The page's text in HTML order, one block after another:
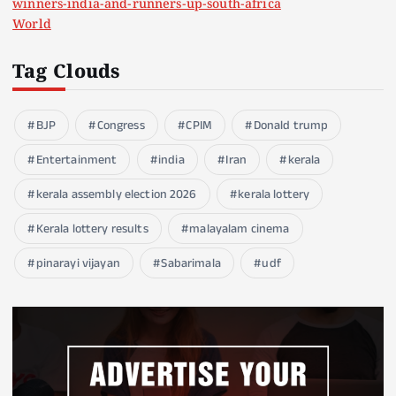
winners-india-and-runners-up-south-africa
World
Tag Clouds
BJP Congress CPIM
Donald trump
Entertainment
india Iran
kerala
kerala assembly election 2026
kerala lottery
Kerala lottery results
malayalam cinema
pinarayi vijayan
Sabarimala udf